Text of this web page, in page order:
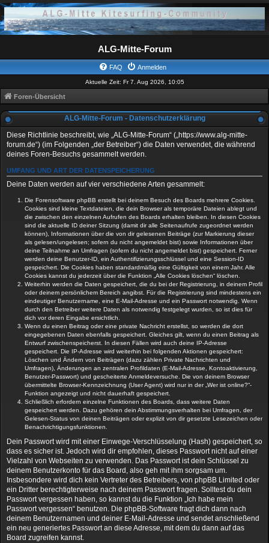
ALG-Mitte-Forum
FAQ Anmelden
Aktuelle Zeit: Fr 7. Aug 2026, 10:05
Foren-Übersicht
ALG-Mitte-Forum - Datenschutzerklärung
Diese Richtlinie beschreibt, wie „ALG-Mitte-Forum“ („https://www.alg-mitte-
forum.de“) (im Folgenden „der Betreiber“) die Daten verwendet, die während
deines Foren-Besuchs gesammelt werden.
UMFANG UND ART DER DATENSPEICHERUNG
Deine Daten werden auf vier verschiedene Arten gesammelt:
Die Forensoftware phpBB erstellt bei deinem Besuch des Boards mehrere Cookies.
Cookies sind kleine Textdateien, die dein Browser als temporäre Dateien ablegt und
die zwischen den einzelnen Aufrufen des Boards erhalten bleiben. In diesen Cookies
sind die aktuelle ID deiner Sitzung (damit dir alle Seitenaufrufe zugeordnet werden
können), Informationen über die von dir gelesenen Beiträge (zur Markierung dieser
als gelesen/ungelesen; sofern du nicht angemeldet bist) sowie Informationen über
deine Teilnahme an Umfragen (sofern du nicht angemeldet bist) gespeichert. Ferner
werden deine Benutzer-ID, ein Authentifizierungsschlüssel und eine Session-ID
gespeichert. Die Cookies haben standardmäßig eine Gültigkeit von einem Jahr. Alle
Cookies kannst du jederzeit über die Funktion „Alle Cookies löschen“ löschen.
Weiterhin werden die Daten gespeichert, die du bei der Registrierung, in deinem Profil
oder deinem persönlichem Bereich angibst. Für die Registrierung sind mindestens ein
eindeutiger Benutzername, eine E-Mail-Adresse und ein Passwort notwendig. Wenn
durch den Betreiber weitere Daten als notwendig festgelegt wurden, so ist dies für
dich vor deren Eingabe ersichtlich.
Wenn du einen Beitrag oder eine private Nachricht erstellst, so werden die dort
eingegebenen Daten ebenfalls gespeichert. Gleiches gilt, wenn du einen Beitrag als
Entwurf zwischenspeicherst. In diesen Fällen wird auch deine IP-Adresse
gespeichert. Die IP-Adresse wird weiterhin bei folgenden Aktionen gespeichert:
Löschen und Ändern von Beiträgen (dazu zählen Private Nachrichten und
Umfragen), Änderungen an zentralen Profildaten (E-Mail-Adresse, Kontoaktivierung,
Benutzer-Passwort) und gescheiterte Anmeldeversuche. Die von deinem Browser
übermittelte Browser-Kennzeichnung (User Agent) wird nur in der „Wer ist online?“-
Funktion angezeigt und nicht dauerhaft gespeichert.
Schließlich erfordern einzelne Funktionen des Boards, dass weitere Daten
gespeichert werden. Dazu gehören dein Abstimmungsverhalten bei Umfragen, der
Gelesen-Status von deinen Beiträgen oder explizit von dir gesetzte Lesezeichen oder
Benachrichtigungsfunktionen.
Dein Passwort wird mit einer Einwege-Verschlüsselung (Hash) gespeichert, so
dass es sicher ist. Jedoch wird dir empfohlen, dieses Passwort nicht auf einer
Vielzahl von Webseiten zu verwenden. Das Passwort ist dein Schlüssel zu
deinem Benutzerkonto für das Board, also geh mit ihm sorgsam um.
Insbesondere wird dich kein Vertreter des Betreibers, von phpBB Limited oder
ein Dritter berechtigterweise nach deinem Passwort fragen. Solltest du dein
Passwort vergessen haben, so kannst du die Funktion „Ich habe mein
Passwort vergessen“ benutzen. Die phpBB-Software fragt dich dann nach
deinem Benutzernamen und deiner E-Mail-Adresse und sendet anschließend
ein neu generiertes Passwort an diese Adresse, mit dem du dann auf das
Board zugreifen kannst.